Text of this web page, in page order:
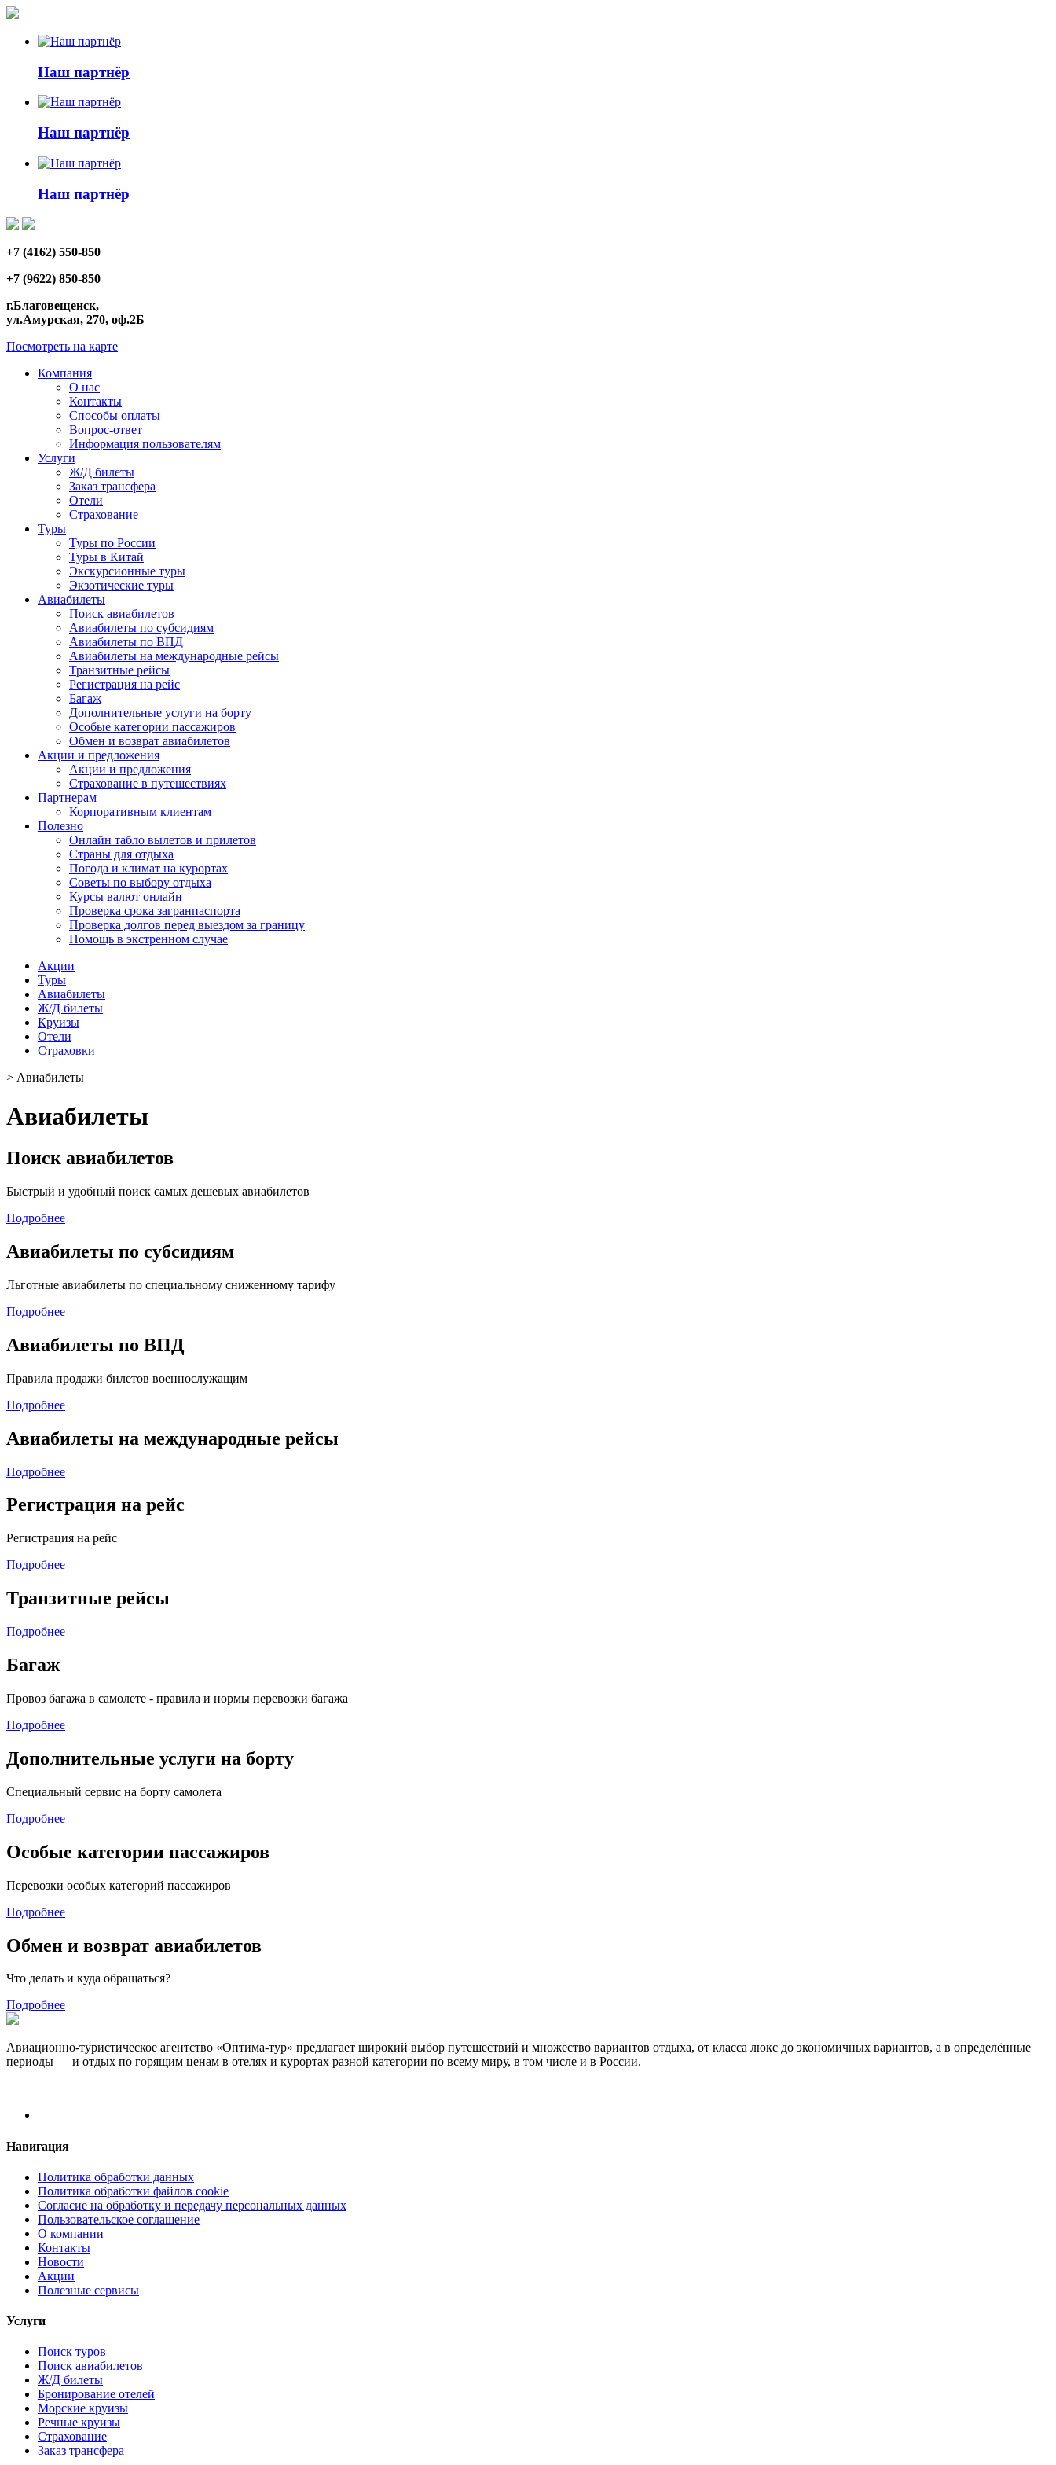
Наш партнёр
Наш партнёр
Наш партнёр
+7 (4162) 550-850
+7 (9622) 850-850
г.Благовещенск,
ул.Амурская, 270, оф.2Б
Посмотреть на карте
Компания
О нас
Контакты
Способы оплаты
Вопрос-ответ
Информация пользователям
Услуги
Ж/Д билеты
Заказ трансфера
Отели
Страхование
Туры
Туры по России
Туры в Китай
Экскурсионные туры
Экзотические туры
Авиабилеты
Поиск авиабилетов
Авиабилеты по субсидиям
Авиабилеты по ВПД
Авиабилеты на международные рейсы
Транзитные рейсы
Регистрация на рейс
Багаж
Дополнительные услуги на борту
Особые категории пассажиров
Обмен и возврат авиабилетов
Акции и предложения
Акции и предложения
Страхование в путешествиях
Партнерам
Корпоративным клиентам
Полезно
Онлайн табло вылетов и прилетов
Страны для отдыха
Погода и климат на курортах
Советы по выбору отдыха
Курсы валют онлайн
Проверка срока загранпаспорта
Проверка долгов перед выездом за границу
Помощь в экстренном случае
Акции
Туры
Авиабилеты
Ж/Д билеты
Круизы
Отели
Страховки
> Авиабилеты
Авиабилеты
Поиск авиабилетов
Быстрый и удобный поиск самых дешевых авиабилетов
Подробнее
Авиабилеты по субсидиям
Льготные авиабилеты по специальному сниженному тарифу
Подробнее
Авиабилеты по ВПД
Правила продажи билетов военнослужащим
Подробнее
Авиабилеты на международные рейсы
Подробнее
Регистрация на рейс
Регистрация на рейс
Подробнее
Транзитные рейсы
Подробнее
Багаж
Провоз багажа в самолете - правила и нормы перевозки багажа
Подробнее
Дополнительные услуги на борту
Специальный сервис на борту самолета
Подробнее
Особые категории пассажиров
Перевозки особых категорий пассажиров
Подробнее
Обмен и возврат авиабилетов
Что делать и куда обращаться?
Подробнее
Авиационно-туристическое агентство «Оптима-тур» предлагает широкий выбор путешествий и множество вариантов отдыха, от класса люкс до экономичных вариантов, а в определённые
периоды — и отдых по горящим ценам в отелях и курортах разной категории по всему миру, в том числе и в России.
Навигация
Политика обработки данных
Политика обработки файлов cookie
Согласие на обработку и передачу персональных данных
Пользовательское соглашение
О компании
Контакты
Новости
Акции
Полезные сервисы
Услуги
Поиск туров
Поиск авиабилетов
Ж/Д билеты
Бронирование отелей
Морские круизы
Речные круизы
Страхование
Заказ трансфера